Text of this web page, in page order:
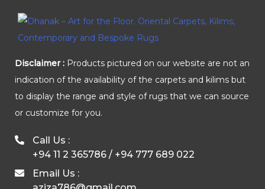
Disclaimer : Products pictured on our website are not an
indication of the availability of the carpets and kilims but
to display the range and style of rugs that we can source
or customize for you.
Call Us :
+94 11 2 365786 / +94 777 689 022
Email Us :